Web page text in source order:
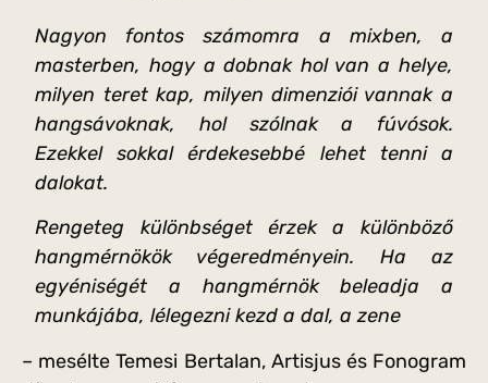
Nagyon fontos számomra a mixben, a
masterben, hogy a dobnak hol van a helye,
milyen teret kap, milyen dimenziói vannak a
hangsávoknak, hol szólnak a fúvósok.
Ezekkel sokkal érdekesebbé lehet tenni a
dalokat.
Rengeteg különbséget érzek a különböző
hangmérnökök végeredményein. Ha az
egyéniségét a hangmérnök beleadja a
munkájába, lélegezni kezd a dal, a zene
– mesélte Temesi Bertalan, Artisjus és Fonogram